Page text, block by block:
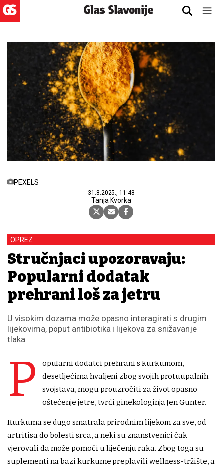
PEXELS
31.8.2025., 11:48
Tanja Kvorka
OPREZ
Stručnjaci upozoravaju:
Popularni dodatak
prehrani loš za jetru
U visokim dozama može opasno interagirati s drugim
lijekovima, poput antibiotika i lijekova za snižavanje
tlaka
P
opularni dodatci prehrani s kurkumom,
desetljećima hvaljeni zbog svojih protuupalnih
svojstava, mogu prouzročiti za život opasno
oštećenje jetre, tvrdi ginekologinja Jen Gunter.
Kurkuma se dugo smatrala prirodnim lijekom za sve, od
artritisa do bolesti srca, a neki su znanstvenici čak
vjerovali da može pomoći u liječenju raka. Zbog toga su
suplementi na bazi kurkume preplavili wellness-tržište, a